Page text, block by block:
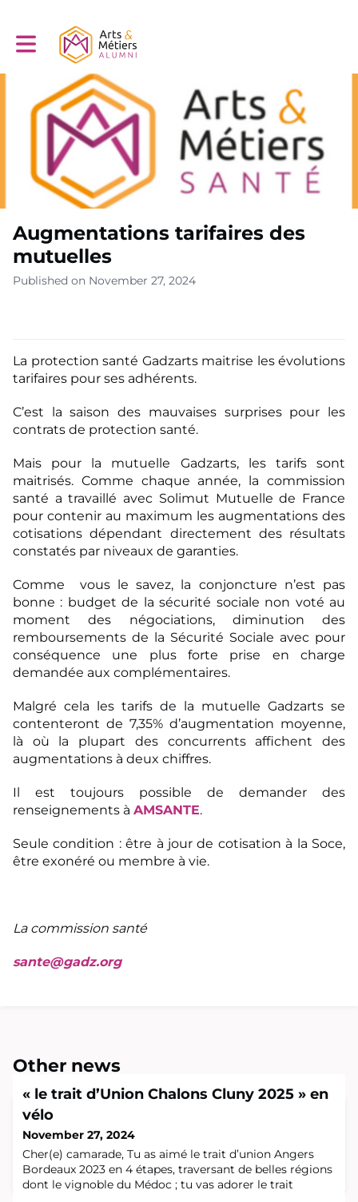
Toggle main navigation
Augmentations tarifaires des
mutuelles
Published on November 27, 2024
La protection santé Gadzarts maitrise les évolutions
tarifaires pour ses adhérents.
C’est la saison des mauvaises surprises pour les
contrats de protection santé.
Mais pour la mutuelle Gadzarts, les tarifs sont
maitrisés. Comme chaque année, la commission
santé a travaillé avec Solimut Mutuelle de France
pour contenir au maximum les augmentations des
cotisations dépendant directement des résultats
constatés par niveaux de garanties.
Comme vous le savez, la conjoncture n’est pas
bonne : budget de la sécurité sociale non voté au
moment des négociations, diminution des
remboursements de la Sécurité Sociale avec pour
conséquence une plus forte prise en charge
demandée aux complémentaires.
Malgré cela les tarifs de la mutuelle Gadzarts se
contenteront de 7,35% d’augmentation moyenne,
là où la plupart des concurrents affichent des
augmentations à deux chiffres.
Il est toujours possible de demander des
renseignements à AMSANTE.
Seule condition : être à jour de cotisation à la Soce,
être exonéré ou membre à vie.
La commission santé
sante@gadz.org
Other news
« le trait d’Union Chalons Cluny 2025 » en
vélo
November 27, 2024
Cher(e) camarade, Tu as aimé le trait d’union Angers
Bordeaux 2023 en 4 étapes, traversant de belles régions
dont le vignoble du Médoc ; tu vas adorer le trait